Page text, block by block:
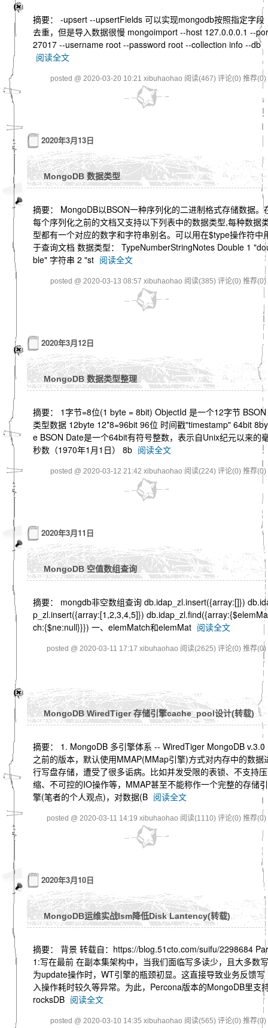
摘要： -upsert --upsertFields 可以实现mongodb按照指定字段
去重，但是导入数据很慢 mongoimport --host 127.0.0.0.1 --
27017 --username root --password root --collection info --db
阅读全文
posted @ 2020-03-20 10:21 xibuhaohao 阅读(467) 评论(0) 推荐(0)
2020年3月13日
MongoDB 数据类型
摘要： MongoDB以BSON一种序列化的二进制格式存储数据。
每个序列化之前的文档又支持以下列表中的数据类型,每种数据
型都有一个对应的数字和字符串别名。可以用在$type操作符中
于查询文档 数据类型： TypeNumberStringNotes Double 1
ble" 字符串 2 "st 阅读全文
posted @ 2020-03-13 08:57 xibuhaohao 阅读(385) 评论(0) 推荐(0)
2020年3月12日
MongoDB 数据类型整理
摘要： 1字节=8位(1 byte = 8bit) ObjectId 是一个12字节 BSON
类型数据 12byte 12*8=96bit 96位 时间戳"timestamp" 64bit
e BSON Date是一个64bit有符号整数，表示自Unix纪元以来的
秒数（1970年1月1日） 8b 阅读全文
posted @ 2020-03-12 21:42 xibuhaohao 阅读(224) 评论(0) 推荐(0)
2020年3月11日
MongoDB 空值数组查询
摘要： mongdb非空数组查询 db.idap_zl.insert({array:[]})
p_zl.insert({array:[1,2,3,4,5]})
ch:{$ne:null}}}) 一、elemMatch和elemMat 阅读全文
posted @ 2020-03-11 17:17 xibuhaohao 阅读(2625) 评论(0) 推荐(0)
MongoDB WiredTiger 存储引擎cache_pool设计(转载)
摘要： 1. MongoDB 多引擎体系 -- WiredTiger MongoDB v.3.0
之前的版本，默认使用MMAP(MMap引擎)方式对内存中的数据
行写盘存储，遭受了很多诟病。比如并发受限的表锁、不支持压
缩、不可控的IO操作等，MMAP甚至不能称作一个完整的存储引
擎(笔者的个人观点)，对数据(B 阅读全文
posted @ 2020-03-11 14:19 xibuhaohao 阅读(1110) 评论(0) 推荐(0)
2020年3月10日
MongoDB运维实战lsm降低Disk Lantency(转载)
摘要： 背景 转载自：https://blog.51cto.com/suifu/2298684
1:写在最前 在副本集架构中，当我们面临写多读少，且大多数写
为update操作时，WT引擎的瓶颈初显。这直接导致业务反馈写
入操作耗时较久等异常。为此，Percona版本的MongoDB里支
rocksDB 阅读全文
posted @ 2020-03-10 14:35 xibuhaohao 阅读(565) 评论(0) 推荐(0)